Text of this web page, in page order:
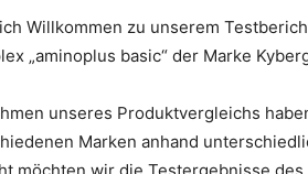
Willkommen zu unserem
„aminoplus basic“ der Marke
unseres Produktvergleichs
Marken anhand
möchten wir die Testergebnisse